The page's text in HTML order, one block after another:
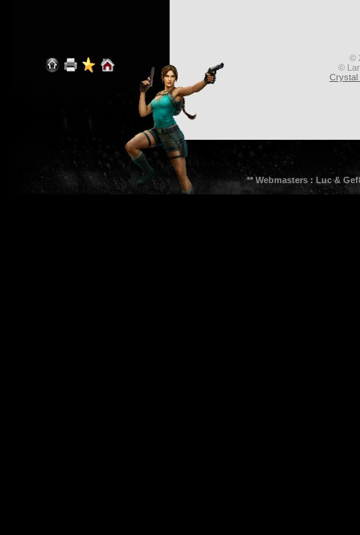
©
©
Crystal
** Webmasters : Luc &